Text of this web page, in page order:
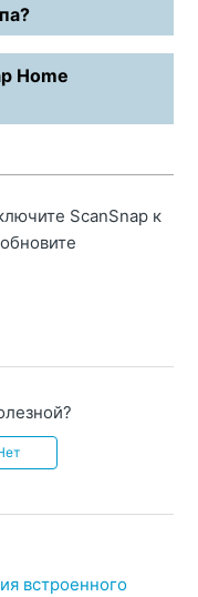
Home
ScanSnap к
встроенного